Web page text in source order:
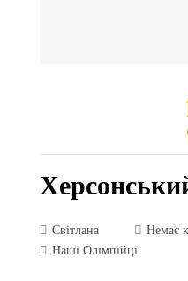
Світлана
Немає
Наші Олімпійці